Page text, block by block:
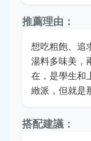
推薦理由：
想吃粗飽、追
湯料多味美，
在，是學生和
緻派，但就是
搭配建議：